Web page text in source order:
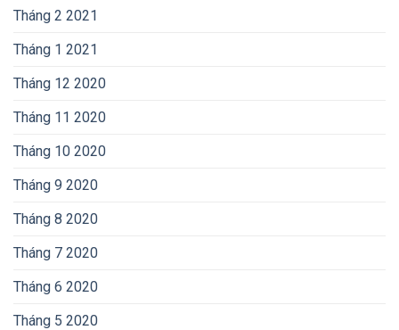
Tháng 2 2021
Tháng 1 2021
Tháng 12 2020
Tháng 11 2020
Tháng 10 2020
Tháng 9 2020
Tháng 8 2020
Tháng 7 2020
Tháng 6 2020
Tháng 5 2020